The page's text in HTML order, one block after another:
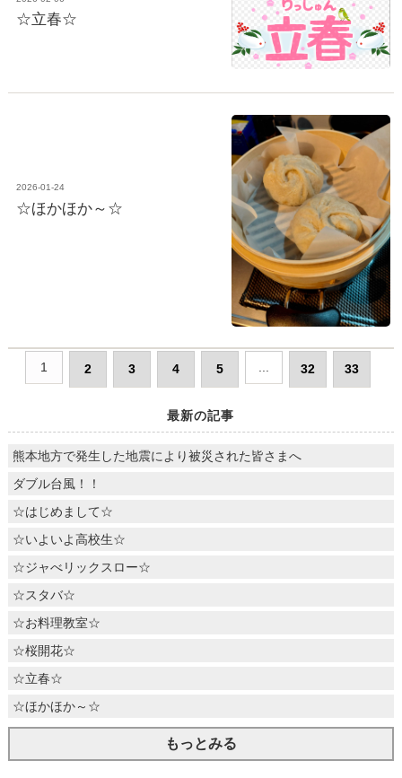
☆立春☆
2026-01-24
☆ほかほか～☆
1 2 3 4 5 32 33
最新の記事
熊本地方で発生した地震により被災された皆さまへ
ダブル台風！！
☆はじめまして☆
☆いよいよ高校生☆
☆ジャべリックスロー☆
☆スタバ☆
☆お料理教室☆
☆桜開花☆
☆立春☆
☆ほかほか～☆
もっとみる